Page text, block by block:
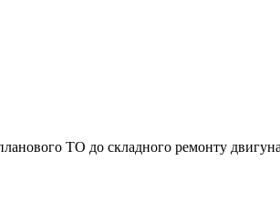
ТО до складного ремонту